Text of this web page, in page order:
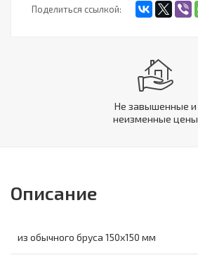
Поделиться ссылкой:
Не завышенные и
неизменные цены
Описание
из обычного бруса 150х150 мм